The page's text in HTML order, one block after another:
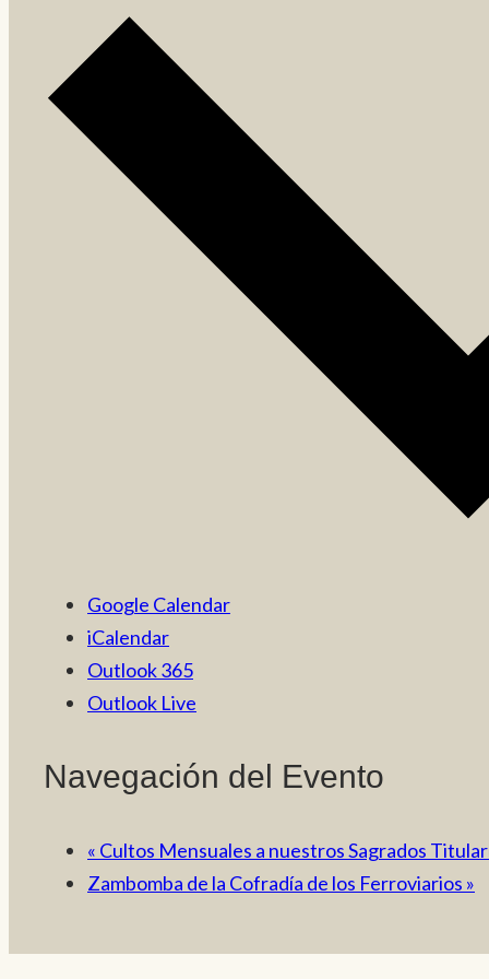
Google Calendar
iCalendar
Outlook 365
Outlook Live
Navegación del Evento
« Cultos Mensuales a nuestros Sagrados
Zambomba de la Cofradía de los Ferroviarios »